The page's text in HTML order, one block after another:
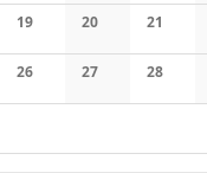
19 20 21
26 27 28